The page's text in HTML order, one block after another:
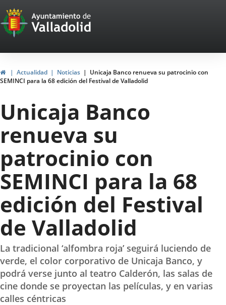
Portal
Web
del
Ayuntamiento
de
Valladolid
InicioActualidad Noticias
Unicaja Banco renueva su patrocinio con
SEMINCI para la 68 edición del Festival de Valladolid
Unicaja Banco
renueva su
patrocinio con
SEMINCI para la 68
edición del Festival
de Valladolid
La tradicional ‘alfombra roja’ seguirá luciendo de
verde, el color corporativo de Unicaja Banco, y
podrá verse junto al teatro Calderón, las salas de
cine donde se proyectan las películas, y en varias
calles céntricas